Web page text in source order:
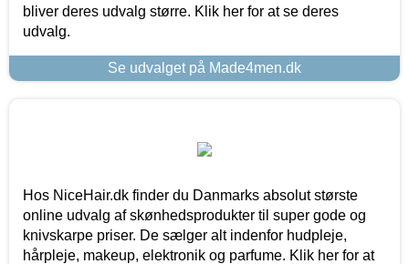
bliver deres udvalg større. Klik her for at se deres
udvalg.
Se udvalget på Made4men.dk
Hos NiceHair.dk finder du Danmarks absolut største
online udvalg af skønhedsprodukter til super gode og
knivskarpe priser. De sælger alt indenfor hudpleje,
hårpleje, makeup, elektronik og parfume. Klik her for at